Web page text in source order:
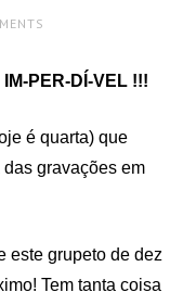
IM-PER-DÍ-VEL !!!
é quarta) que
gravações em
este grupeto de dez
Tem tanta coisa